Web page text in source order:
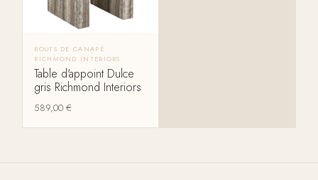
BOUTS DE CANAPÉ
RICHMOND INTERIORS
Table d'appoint Dulce
gris Richmond Interiors
589,00€